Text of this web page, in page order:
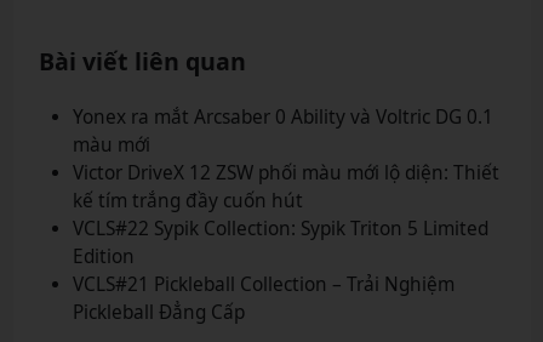
Bài viết liên quan
Yonex ra mắt Arcsaber 0 Ability và Voltric DG 0.1
màu mới
Victor DriveX 12 ZSW phối màu mới lộ diện: Thiết
kế tím trắng đầy cuốn hút
VCLS#22 Sypik Collection: Sypik Triton 5 Limited
Edition
VCLS#21 Pickleball Collection – Trải Nghiệm
Pickleball Đẳng Cấp